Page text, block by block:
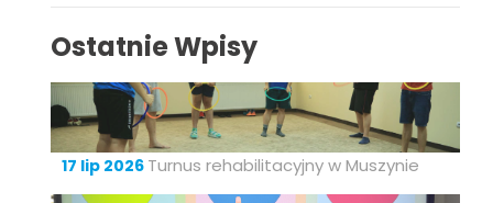
Ostatnie Wpisy
17 lip 2026 Turnus rehabilitacyjny w Muszynie